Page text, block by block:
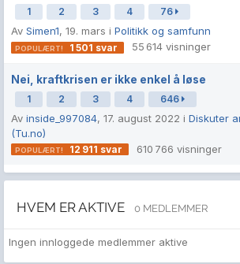
1 2 3 4 76
Av Simen1, 19. mars i Politikk og samfunn
1 501 svar 55 614 visninger
Nei, kraftkrisen er ikke enkel å løse
1 2 3 4 646
Av inside_997084, 17. august 2022 i Diskuter
(Tu.no)
12 911 svar 610 766 visninger
HVEM ER AKTIVE 0 MEDLEMMER
Ingen innloggede medlemmer aktive